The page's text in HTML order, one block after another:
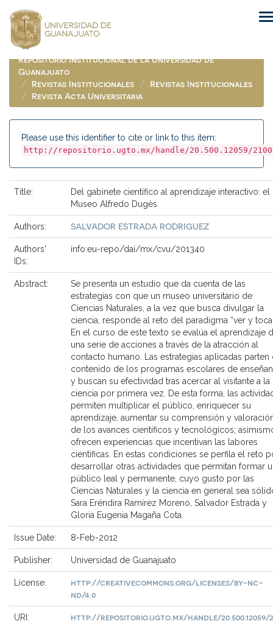
navigation
Repositorio Institucional de la Universidad de
Guanajuato
Revistas Institucionales
Revistas Institucionales
Revista Acta Universitaria
Please use this identifier to cite or link to this item:
http://repositorio.ugto.mx/handle/20.500.12059/2100
Title:
Del gabinete científico al aprendizaje interactivo: el
Museo Alfredo Dugès
Authors: SALVADOR ESTRADA RODRIGUEZ
Authors'
IDs:
info:eu-repo/dai/mx/cvu/201340
Abstract:
Se presenta un estudio que da cuenta de las
estrategias con que un museo universitario de
Ciencias Naturales, a la vez que busca divulgar la
ciencia, responde al reto del paradigma “ver y
En el curso de este texto se evalúa el aprendizaje
una serie de acciones a través de la atracción al
contacto humano. Las estrategias aplicadas parten
contenido de los programas escolares de
y buscan su efectividad tras acercar al visitante a la
ciencia por primera vez. De esta forma, las
permiten multiplicar el público, enriquecer su
aprendizaje, aumentar su comprensión y
de los avances científicos y tecnológicos;
ofrecen experiencias que incentivan las labores
científicas. En estas condiciones se perfila el reto
desarrollar otras actividades que permitan formar
público leal y permanente, cuyo gusto por las
Ciencias Naturales y la ciencia en general sea
Sara Eréndira Ramírez Moreno, Salvador Estrada y
Gloria Eugenia Magaña Cota.
Issue Date: 8-Feb-2012
Publisher: Universidad de Guanajuato
License:
http://creativecommons.org/licenses/by-nc-
nd/4.0
URI: http://repositorio.ugto.mx/handle/20.500.12059/